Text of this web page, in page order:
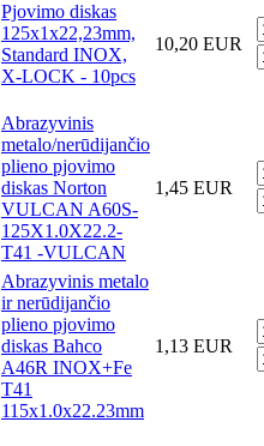
Pjovimo diskas
125x1x22,23mm,
Standard INOX,
X-LOCK - 10pcs
10,20 EUR
Abrazyvinis
metalo/nerūdijančio
plieno pjovimo
diskas Norton
VULCAN A60S-
125X1.0X22.2-
T41 -VULCAN
1,45 EUR
Abrazyvinis metalo
ir nerūdijančio
plieno pjovimo
diskas Bahco
A46R INOX+Fe
T41
115x1.0x22.23mm
1,13 EUR